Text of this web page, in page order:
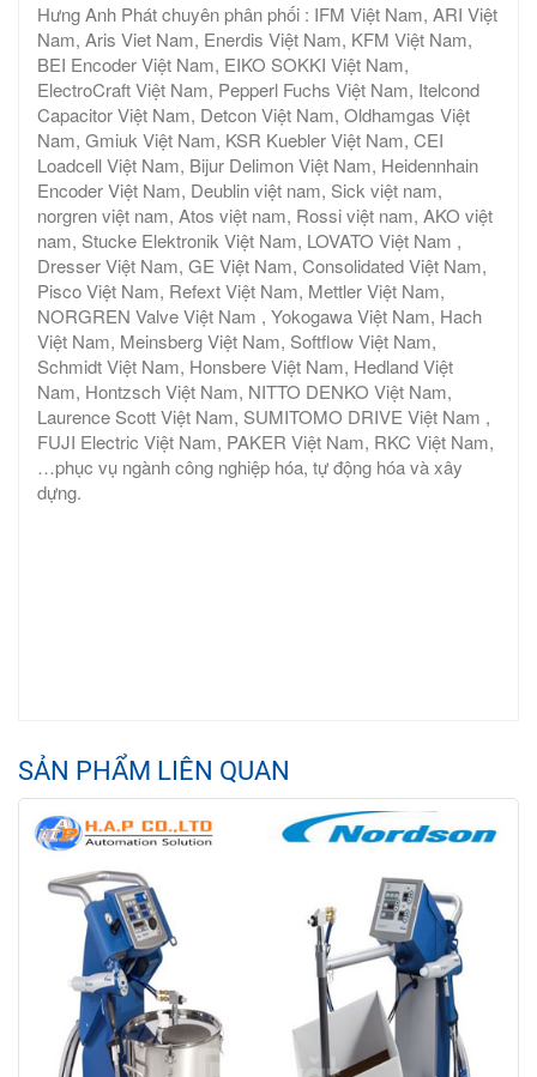
Hưng Anh Phát chuyên phân phối : IFM Việt Nam, ARI Việt
Nam, Aris Viet Nam, Enerdis Việt Nam, KFM Việt Nam,
BEI Encoder Việt Nam, EIKO SOKKI Việt Nam,
ElectroCraft Việt Nam, Pepperl Fuchs Việt Nam, Itelcond
Capacitor Việt Nam, Detcon Việt Nam, Oldhamgas Việt
Nam, Gmiuk Việt Nam, KSR Kuebler Việt Nam, CEI
Loadcell Việt Nam, Bijur Delimon Việt Nam, Heidennhain
Encoder Việt Nam, Deublin việt nam, Sick việt nam,
norgren việt nam, Atos việt nam, Rossi việt nam, AKO việt
nam, Stucke Elektronik Việt Nam, LOVATO Việt Nam ,
Dresser Việt Nam, GE Việt Nam, Consolidated Việt Nam,
Pisco Việt Nam, Refext Việt Nam, Mettler Việt Nam,
NORGREN Valve Việt Nam , Yokogawa Việt Nam, Hach
Việt Nam, Meinsberg Việt Nam, Softflow Việt Nam,
Schmidt Việt Nam, Honsbere Việt Nam, Hedland Việt
Nam, Hontzsch Việt Nam, NITTO DENKO Việt Nam,
Laurence Scott Việt Nam, SUMITOMO DRIVE Việt Nam ,
FUJI Electric Việt Nam, PAKER Việt Nam, RKC Việt Nam,
…phục vụ ngành công nghiệp hóa, tự động hóa và xây
dựng.
SẢN PHẨM LIÊN QUAN